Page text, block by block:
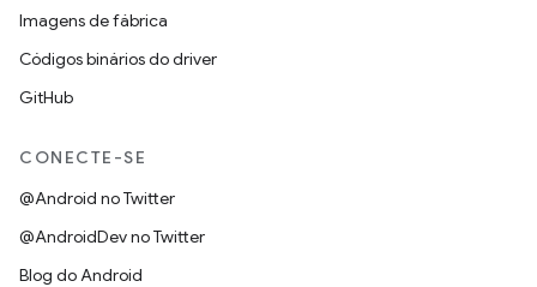
Imagens de fábrica
Códigos binários do driver
GitHub
CONECTE-SE
@Android no Twitter
@AndroidDev no Twitter
Blog do Android